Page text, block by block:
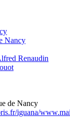
Nancy
Renaudin
de Nancy
iguana/